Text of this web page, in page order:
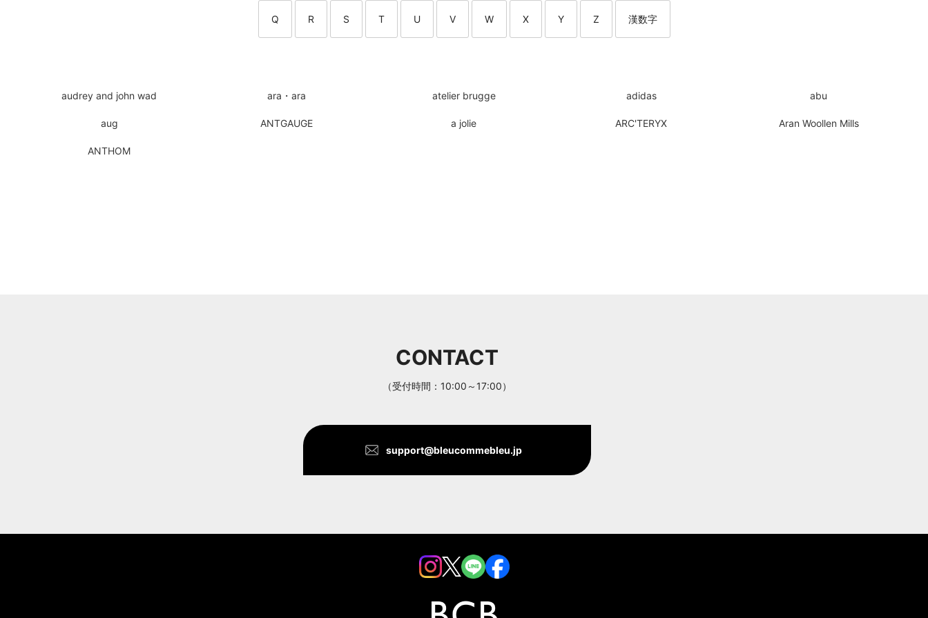
Q R S T U V W X Y Z 漢数字
audrey and john wad ara・ara atelier brugge adidas abu
aug ANTGAUGE a jolie ARC'TERYX Aran Woollen Mills
ANTHOM
CONTACT
（受付時間：10:00～17:00）
support@bleucommebleu.jp